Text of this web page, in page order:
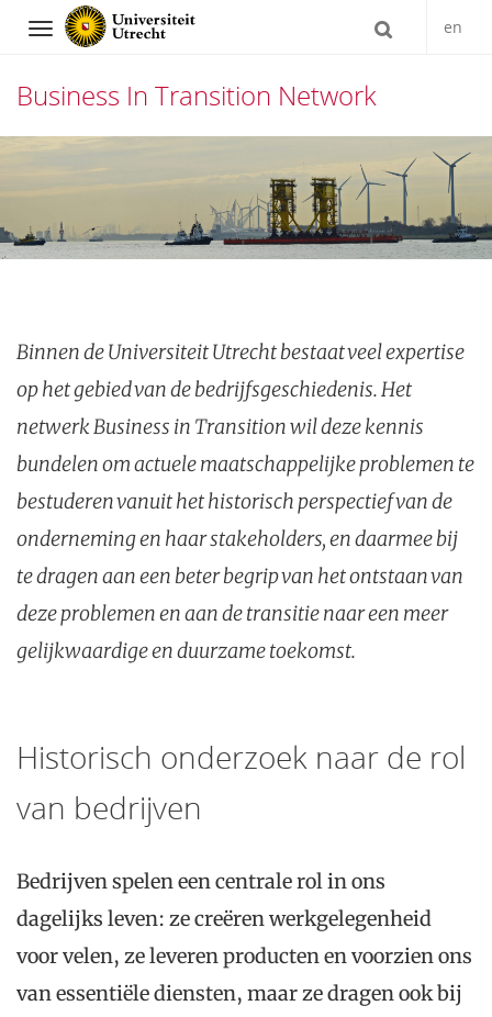
Navigation en
Business In Transition Network
Direct
het
inhoud
Binnen de Universiteit Utrecht bestaat veel expertise
op het gebied van de bedrijfsgeschiedenis. Het
netwerk Business in Transition wil deze kennis
bundelen om actuele maatschappelijke problemen te
bestuderen vanuit het historisch perspectief van de
onderneming en haar stakeholders, en daarmee bij
te dragen aan een beter begrip van het ontstaan van
deze problemen en aan de transitie naar een meer
gelijkwaardige en duurzame toekomst.
Historisch onderzoek naar de rol
van bedrijven
Bedrijven spelen een centrale rol in ons
dagelijks leven: ze creëren werkgelegenheid
voor velen, ze leveren producten en voorzien ons
van essentiële diensten, maar ze dragen ook bij